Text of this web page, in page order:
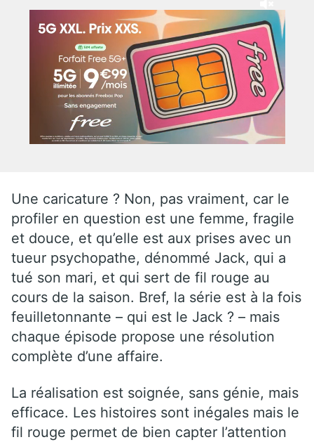
Une caricature ? Non, pas vraiment, car le
profiler en question est une femme, fragile
et douce, et qu’elle est aux prises avec un
tueur psychopathe, dénommé Jack, qui a
tué son mari, et qui sert de fil rouge au
cours de la saison. Bref, la série est à la fois
feuilletonnante – qui est le Jack ? – mais
chaque épisode propose une résolution
complète d’une affaire.
La réalisation est soignée, sans génie, mais
efficace. Les histoires sont inégales mais le
fil rouge permet de bien capter l’attention